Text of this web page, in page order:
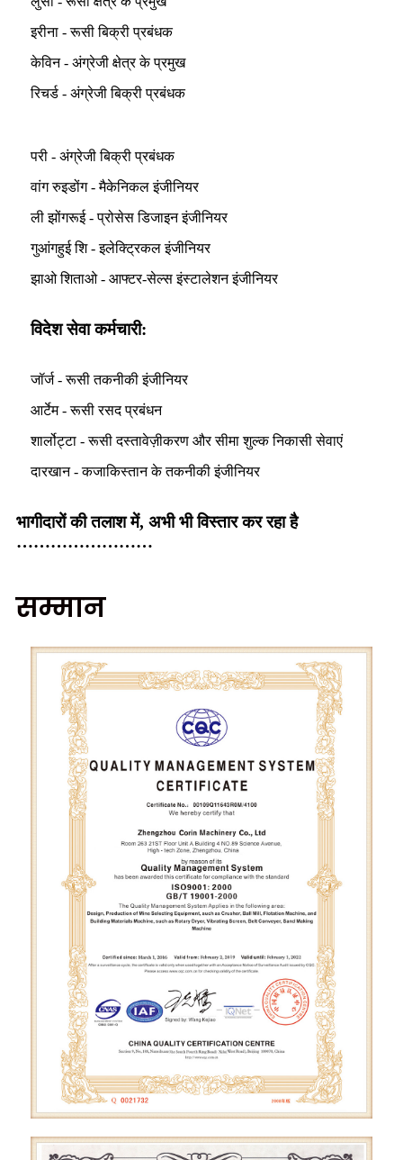
इरीना - रूसी बिक्री प्रबंधक
केविन - अंग्रेजी क्षेत्र के प्रमुख
रिचर्ड - अंग्रेजी बिक्री प्रबंधक
परी - अंग्रेजी बिक्री प्रबंधक
वांग रुइडोंग - मैकेनिकल इंजीनियर
ली झोंगरूई - प्रोसेस डिजाइन इंजीनियर
गुआंगहुई शि - इलेक्ट्रिकल इंजीनियर
झाओ शिताओ - आफ्टर-सेल्स इंस्टालेशन इंजीनियर
विदेश सेवा कर्मचारी:
जॉर्ज - रूसी तकनीकी इंजीनियर
आर्टेम - रूसी रसद प्रबंधन
शार्लोट्टा - रूसी दस्तावेज़ीकरण और सीमा शुल्क निकासी सेवाएं
दारखान - कजाकिस्तान के तकनीकी इंजीनियर
भागीदारों की तलाश में, अभी भी विस्तार कर रहा है
……………………
सम्मान